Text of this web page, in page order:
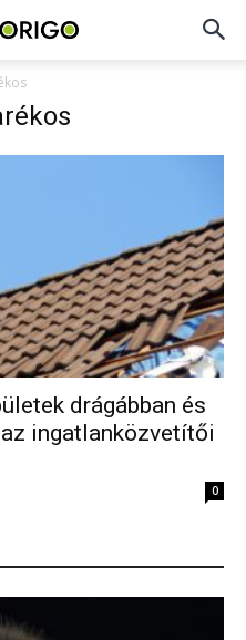
drágábban és
ingatlanközvetítői
0